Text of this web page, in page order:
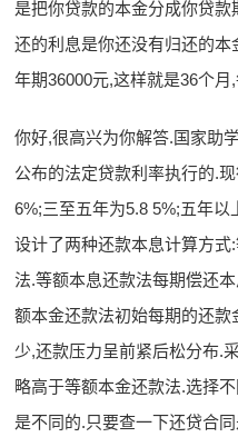
是把你贷款的本金分成你贷
还的利息是你还没有归还的
年期36000元,这样就是36个月
你好,很高兴为你解答.国家助
公布的法定贷款利率执行的.
6%;三至五年为5.8 5%;五年
设计了两种还款本息计算方
法.等额本息还款法每期偿还
额本金还款法初始每期的还
少,还款压力呈前紧后松分布.
略高于等额本金还款法.选择
是不同的.只要查一下还贷合